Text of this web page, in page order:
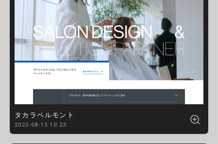
タカラベルモント
2022-08-15 10:23